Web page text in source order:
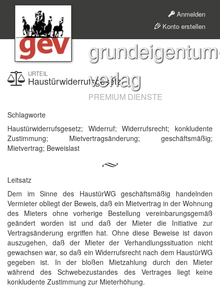
Anmelden
Konto erstellen
verlag
PREMIUM DIENSTE
URTEIL
Haustürwiderrufsgesetz
Schlagworte
Haustürwiderrufsgesetz; Widerruf; Widerrufsrecht; konkludente
Zustimmung; Mietvertragsänderung; geschäftsmäßig;
Mietvertrag; Beweislast
Leitsatz
Dem im Sinne des HaustürWG geschäftsmäßig handelnden
Vermieter obliegt der Beweis, daß ein Mietvertrag in der Wohnung
des Mieters ohne vorherige Bestellung vereinbarungsgemäß
geändert worden ist und daß der Mieter die Initiative zur
Vertragsänderung ergriffen hat. Ohne diese Beweise ist davon
auszugehen, daß der Mieter der Verhandlungssituation nicht
gewachsen war, so daß ein Widerrufsrecht nach dem HaustürWG
gegeben ist. In der bloßen Mietzahlung durch den Mieter
während des Schwebezustandes des Vertrages liegt keine
konkludente Zustimmung zur Mieterhöhung.